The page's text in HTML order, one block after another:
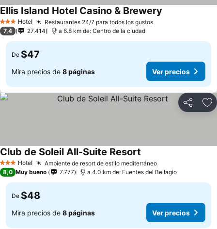
3 Estrellas
Hotel Restaurantes 24/7 para todos los gustos
Ellis Island Hotel Casino & Brewery
7,4 27.414 a 6.8 km de: Centro de la ciudad
De $47
Mira precios de 8 páginas Ver precios
Compartir
3 Estrellas
Hotel Ambiente de resort de estilo mediterráneo
Club de Soleil All-Suite Resort
8,0 Muy bueno 7.777 a 4.0 km de: Fuentes del Bellagio
De $48
Mira precios de 8 páginas Ver precios